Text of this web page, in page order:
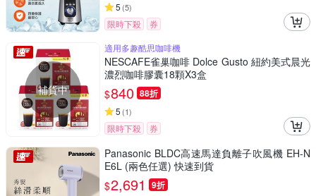
5 (5)
限時下殺 券
補貨中
適用多趣酷思咖啡機
NESCAFE雀巢咖啡 Dolce Gusto 紐約美式晨光
濃烈咖啡膠囊18顆X3盒
$840 88折
5 (1)
限時下殺 券
Panasonic BLDC高速馬達負離子吹風機 EH-N
E6L (兩色任選) 快速到貨
$2,691 9折